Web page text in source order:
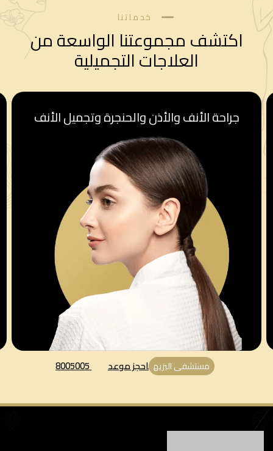
خدماتنا
اكتشف مجموعتنا الواسعة من
العلاجات التجميلية
قسم أمراض النساء والولادة
مستشفى اليزيه احجز موعد 8005005